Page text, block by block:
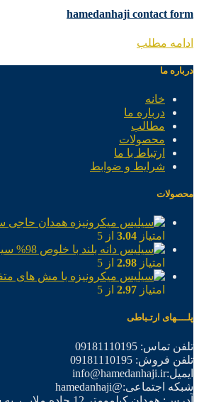
hamedanhaji contact form
ادامه مطلب
درباره ما
خانه
درباره ما
مطالب
محصولات
ارتباط با ما
شرایط و ضوابط
محصولات
امتیاز 3.04 از 5
امتیاز 2.98 از 5
امتیاز 2.97 از 5
پلــــهای ارتـباطی
تلفن تماس: 09181110195
تلفن فروش: 09181110195
ایمیل:info@hamedanhaji.ir
شبکه اجتماعی:@hamedanhaji